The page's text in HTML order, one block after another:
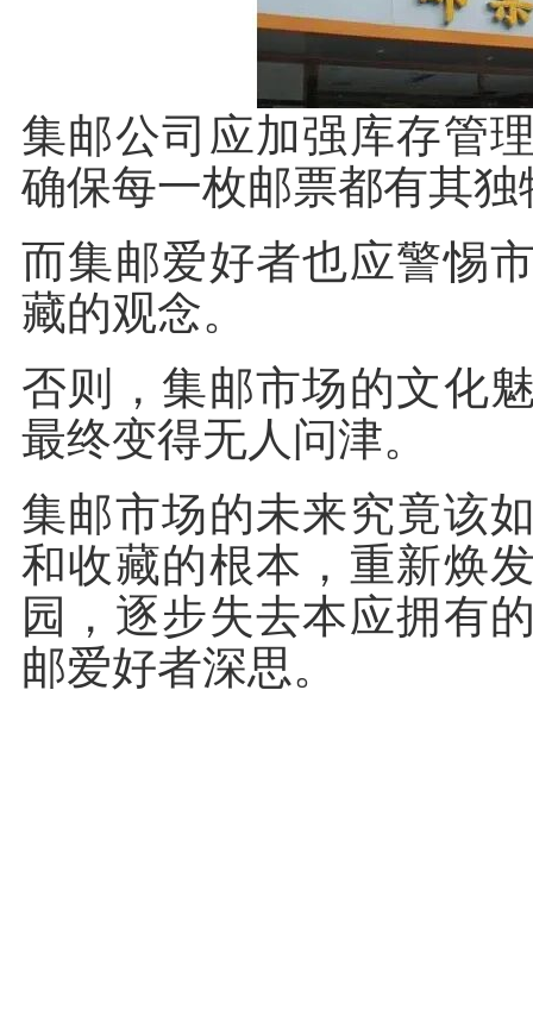
集邮公司应加强库存管
确保每一枚邮票都有其
而集邮爱好者也应警惕
藏的观念。
否则，集邮市场的文化
最终变得无人问津。
集邮市场的未来究竟该
和收藏的根本，重新焕
园，逐步失去本应拥有
邮爱好者深思。